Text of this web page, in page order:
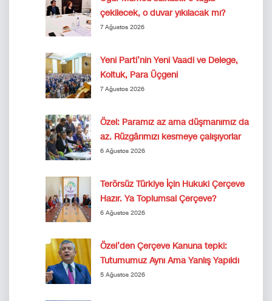
çekilecek, o duvar yıkılacak mı?
7 Ağustos 2026
Yeni Parti’nin Yeni Vaadi ve Delege,
Koltuk, Para Üçgeni
7 Ağustos 2026
Özel: Paramız az ama düşmanımız da
az. Rüzgârımızı kesmeye çalışıyorlar
6 Ağustos 2026
Terörsüz Türkiye İçin Hukuki Çerçeve
Hazır. Ya Toplumsal Çerçeve?
6 Ağustos 2026
Özel’den Çerçeve Kanuna tepki:
Tutumumuz Aynı Ama Yanlış Yapıldı
5 Ağustos 2026